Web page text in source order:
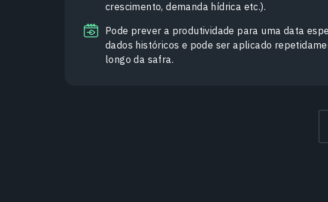
crescimento, demanda hídrica etc.).
Pode prever a produtividade para uma data
dados históricos e pode ser aplicado
longo da safra.